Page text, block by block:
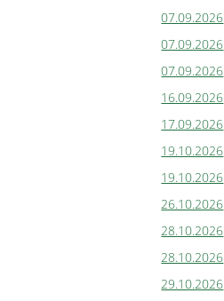
07.09.2026
07.09.2026
07.09.2026
16.09.2026
17.09.2026
19.10.2026
19.10.2026
26.10.2026
28.10.2026
28.10.2026
29.10.2026